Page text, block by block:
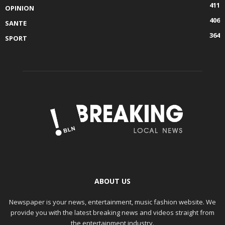
OPINION
411
SANTE
406
SPORT
364
ABOUT US
Newspaper is your news, entertainment, music fashion website. We
provide you with the latest breaking news and videos straight from
the entertainment industry.